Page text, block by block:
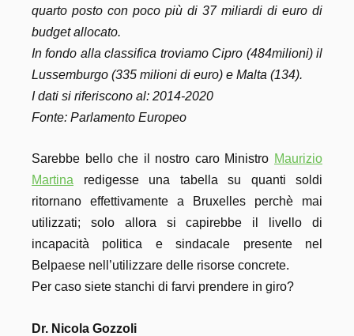
quarto posto con poco più di 37 miliardi di euro di
budget allocato.
In fondo alla classifica troviamo Cipro (484milioni) il
Lussemburgo (335 milioni di euro) e Malta (134).
I dati si riferiscono al: 2014-2020
Fonte: Parlamento Europeo
Sarebbe bello che il nostro caro Ministro Maurizio
Martina redigesse una tabella su quanti soldi
ritornano effettivamente a Bruxelles perchè mai
utilizzati; solo allora si capirebbe il livello di
incapacità politica e sindacale presente nel
Belpaese nell’utilizzare delle risorse concrete.
Per caso siete stanchi di farvi prendere in giro?
Dr. Nicola Gozzoli